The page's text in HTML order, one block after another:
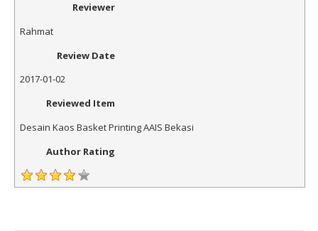
Reviewer
Rahmat
Review Date
2017-01-02
Reviewed Item
Desain Kaos Basket Printing AAIS Bekasi
Author Rating